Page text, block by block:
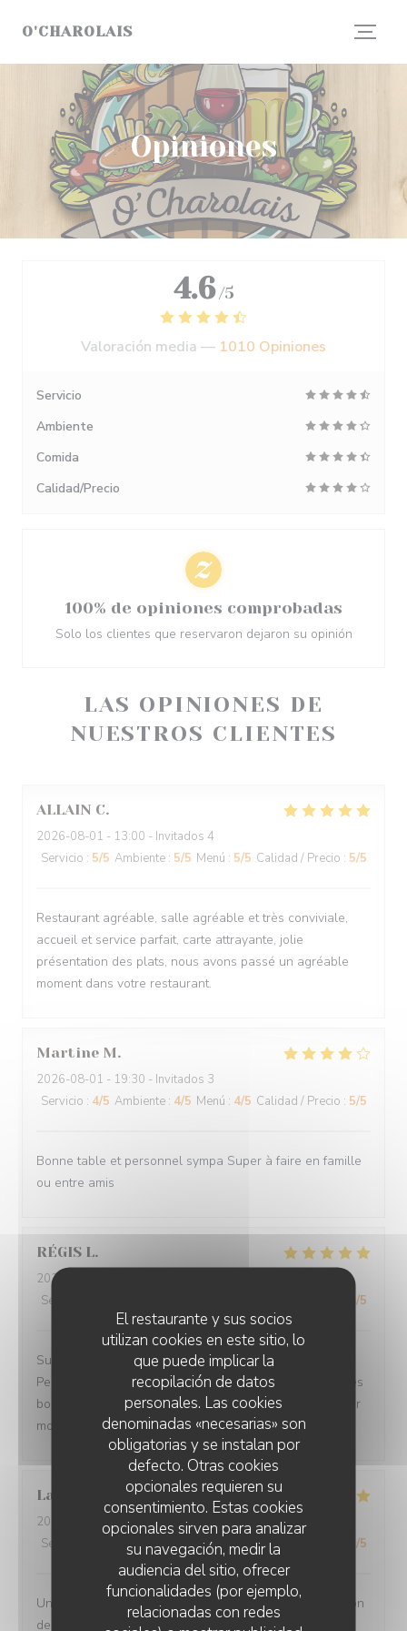
El restaurante y sus socios
utilizan cookies en este sitio, lo
que puede implicar la
recopilación de datos
personales. Las cookies
denominadas «necesarias» son
obligatorias y se instalan por
defecto. Otras cookies
opcionales requieren su
consentimiento. Estas cookies
opcionales sirven para analizar
su navegación, medir la
audiencia del sitio, ofrecer
funcionalidades (por ejemplo,
relacionadas con redes
O'CHAROLAIS
Opiniones
LAS OPINIONES DE
NUESTROS CLIENTES
ALLAIN C
2026-08-01 - 13:00 - Invitados 4
Servicio : 5/5 Ambiente : 5/5 Menú : 5/5 Calidad / Precio : 5/5
Restaurant agréable, salle agréable et très conviviale,
accueil et service parfait, carte attrayante, jolie
présentation des plats, nous avons passé un agréable
moment dans votre restaurant.
Martine M
2026-08-01 - 19:30 - Invitados 3
Servicio : 4/5 Ambiente : 4/5 Menú : 4/5 Calidad / Precio : 5/5
Bonne table et personnel sympa Super à faire en famille
ou entre amis
RÉGIS L
2026-07-25
Servicio
4/5
Superbe accueil, site très sympa, le choix des plats.
Personnel des plus plaisants, la qualités des mets et des
boissons. Nous avons passé une magnifique soirée pour
mon anniversaire.
Laurence
2026-07-27 - 20:00 - Invitados 2
Servicio
Ambiente : 5/5 Menú :5/5 Calidad / Precio /5
Un moment très agréable en terrasse - Jolie présentation
des plats - portions copieuses - Service au top dans la
4.6 /5
Valoración media — 1010 Opiniones
Servicio
Ambiente
Comida
Calidad/Precio
100% de opiniones comprobadas
Solo los clientes que reservaron dejaron su opinión